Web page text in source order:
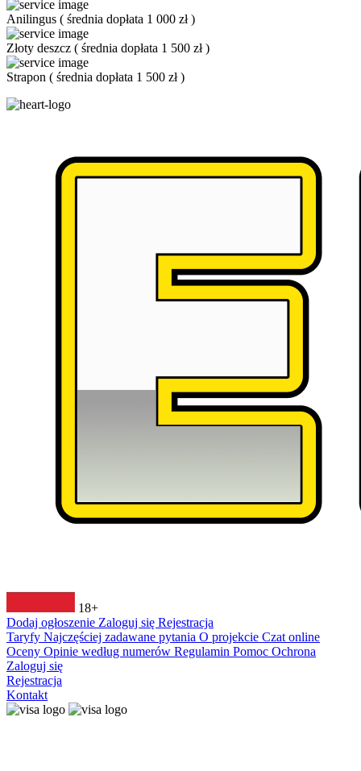
Anilingus ( średnia dopłata 1 000 zł)
Złoty deszcz ( średnia dopłata 1 500 zł)
Strapon ( średnia dopłata 1 500 zł)
18+
Dodaj ogłoszenie Zaloguj się Rejestracja
Taryfy Najczęściej zadawane pytania O projekcie Czat online
Oceny Opinie według numerów Regulamin Pomoc Ochrona
Zaloguj się
Rejestracja
Kontakt